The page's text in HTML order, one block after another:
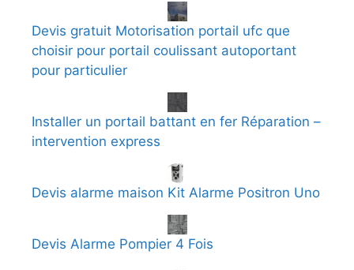
Devis gratuit Motorisation portail ufc que
choisir pour portail coulissant autoportant
pour particulier
Installer un portail battant en fer Réparation –
intervention express
Devis alarme maison Kit Alarme Positron Uno
Devis Alarme Pompier 4 Fois